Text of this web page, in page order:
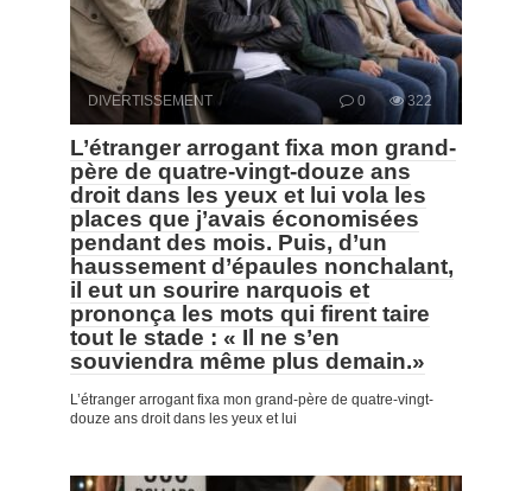
DIVERTISSEMENT 0 322
L’étranger arrogant fixa mon grand-
père de quatre-vingt-douze ans
droit dans les yeux et lui vola les
places que j’avais économisées
pendant des mois. Puis, d’un
haussement d’épaules nonchalant,
il eut un sourire narquois et
prononça les mots qui firent taire
tout le stade : « Il ne s’en
souviendra même plus demain.»
L’étranger arrogant fixa mon grand-père de quatre-vingt-
douze ans droit dans les yeux et lui